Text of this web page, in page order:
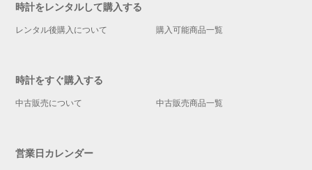
時計をレンタルして購入する
レンタル後購入について 購入可能商品一覧
時計をすぐ購入する
中古販売について 中古販売商品一覧
営業日カレンダー